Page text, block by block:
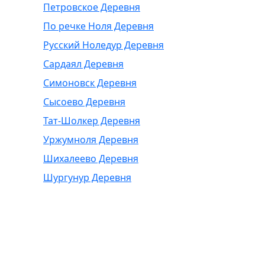
Петровское Деревня
По речке Ноля Деревня
Русский Ноледур Деревня
Сардаял Деревня
Симоновск Деревня
Сысоево Деревня
Тат-Шолкер Деревня
Уржумноля Деревня
Шихалеево Деревня
Шургунур Деревня